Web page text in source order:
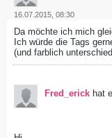
16.07.2015, 08:30
Da möchte ich mich
Ich würde die Tags
(und farblich
Fred_erick hat